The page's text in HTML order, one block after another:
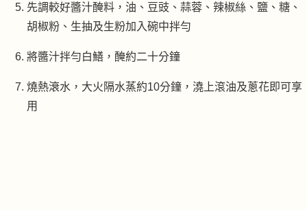
先調較好醬汁醃料，油、豆豉、蒜蓉、辣椒絲、鹽、糖、
胡椒粉、生抽及生粉加入碗中拌勻
將醬汁拌勻白鱔，醃約二十分鐘
燒熱滖水，大火隔水蒸約10分鐘，澆上滾油及蔥花即可享
用